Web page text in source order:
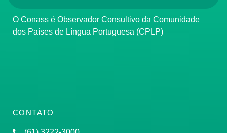
O Conass é Observador Consultivo da Comunidade
dos Países de Língua Portuguesa (CPLP)
CONTATO